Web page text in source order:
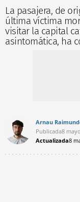
La pasajera, de
última víctima
visitar la capital
asintomática, ha
Arnau
Publicada8
Actualizada8